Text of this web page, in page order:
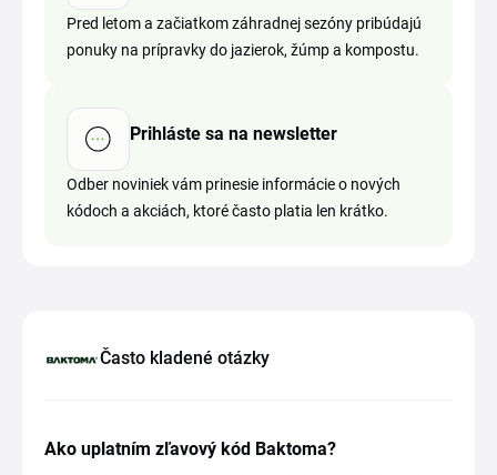
Pred letom a začiatkom záhradnej sezóny pribúdajú
ponuky na prípravky do jazierok, žúmp a kompostu.
Prihláste sa na newsletter
Odber noviniek vám prinesie informácie o nových
kódoch a akciách, ktoré často platia len krátko.
Často kladené otázky
Ako uplatním zľavový kód Baktoma?